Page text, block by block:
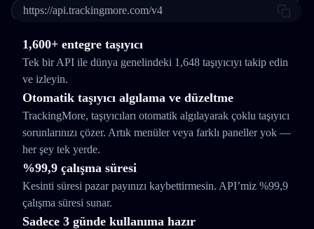
https://api.trackingmore.com/v4
1,600+ entegre taşıyıcı
Tek bir API ile dünya genelindeki 1,648 taşıyıcıyı takip edin
ve izleyin.
Otomatik taşıyıcı algılama ve düzeltme
TrackingMore, taşıyıcıları otomatik algılayarak çoklu taşıyıcı
sorunlarınızı çözer. Artık menüler veya farklı paneller yok —
her şey tek yerde.
%99,9 çalışma süresi
Kesinti süresi pazar payınızı kaybettirmesin. API’miz %99,9
çalışma süresi sunar.
Sadece 3 günde kullanıma hazır